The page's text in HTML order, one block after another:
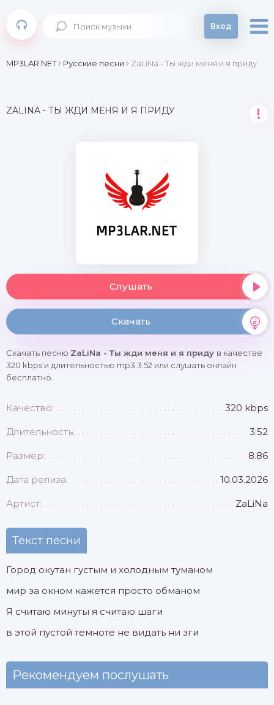
Вход
MP3LAR.NET Русские песни ZaLiNa - Ты жди меня и я приду
ZALINA - ТЫ ЖДИ МЕНЯ И Я ПРИДУ !
Слушать
Скачать
Скачать песню ZaLiNa - Ты жди меня и я приду в качестве
320 kbps и длительностью mp3 3:52 или слушать онлайн
бесплатно.
Качество: 320 kbps
Длительность: 3:52
Размер: 8.86
Дата релиза: 10.03.2026
Артист: ZaLiNa
Текст песни
Город окутан густым и холодным туманом
мир за окном кажется просто обманом
Я считаю минуты я считаю шаги
в этой пустой темноте не видать ни зги
Рекомендуем послушать